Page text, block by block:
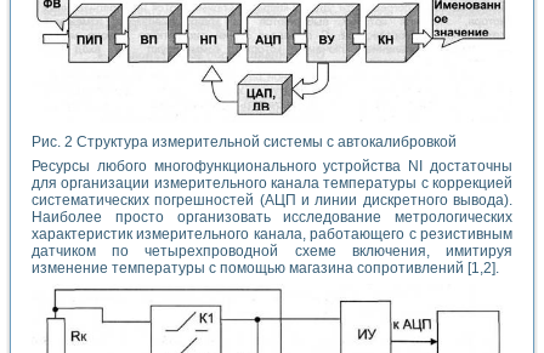
Рис. 2 Структура измерительной системы с автокалибровкой
Ресурсы любого многофункционального устройства NI достаточны
для организации измерительного канала температуры с коррекцией
систематических погрешностей (АЦП и линии дискретного вывода).
Наиболее просто организовать исследование метрологических
характеристик измерительного канала, работающего с резистивным
датчиком по четырехпроводной схеме включения, имитируя
изменение температуры с помощью магазина сопротивлений [1,2].